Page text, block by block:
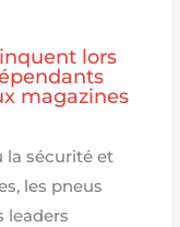
lors
magazines
la sécurité et
les pneus
leaders